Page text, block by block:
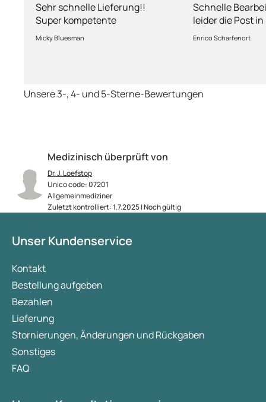
Medizinisch überprüft von
Dr. J. Loefstop
Unico code: 07201
Allgemeinmediziner
Zuletzt kontrolliert: 1.7.2025 | Noch gültig
Sehr schnelle Lieferung!!
Super kompetente
Abhandlung!
Micky Bluesman
Schnelle
leider die Post
kriegt es nicht
dauert obwohl
Enrico Scharfenort
Unsere 3-, 4- und 5-Sterne-Bewertungen
Unser Kundenservice
Kontakt
Bestellung aufgeben
Bezahlen
Lieferung
Stornierungen, Änderungen und Rückgaben
Sonstiges
FAQ